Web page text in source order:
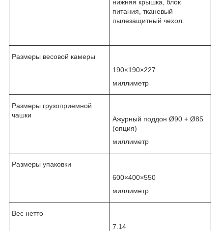
нижняя крышка, блок
питания, тканевый
пылезащитный чехол.
Размеры весовой камеры
190×190×227
миллиметр
Размеры грузоприемной
чашки
Ажурный поддон Ø90 + Ø85
(опция)
миллиметр
Размеры упаковки
600×400×550
миллиметр
Вес нетто
7.14